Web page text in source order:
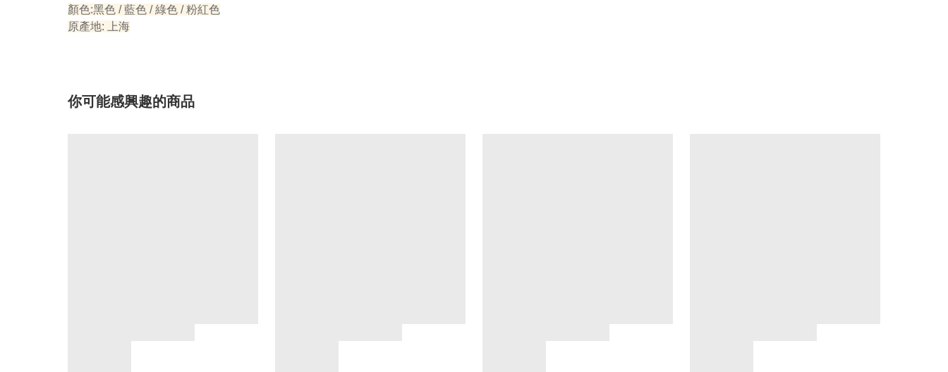
顏色:黑色 / 藍色 / 綠色 / 粉紅色
原產地: 上海
你可能感興趣的商品